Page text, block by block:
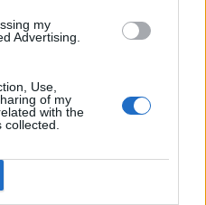
my
Advertising.
Use,
of my
with the
cabeça:
acontece
em condição ruim
construção
coco